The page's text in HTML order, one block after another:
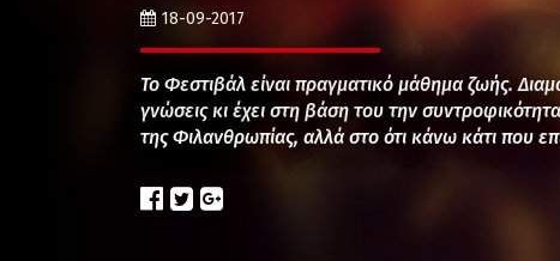
18-09-2017
Το Φεστιβάλ είναι πραγματικό μάθημα ζωής.
γνώσεις κι έχει στη βάση του την
της Φιλανθρωπίας, αλλά στο ότι κάνω κάτι που